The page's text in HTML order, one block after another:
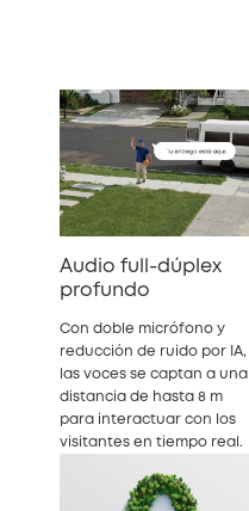
Audio full-dúplex
profundo
Con doble micrófono y
reducción de ruido por IA,
las voces se captan a una
distancia de hasta 8 m
para interactuar con los
visitantes en tiempo real.